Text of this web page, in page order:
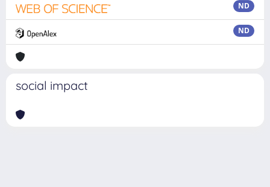
ND
ND
social impact